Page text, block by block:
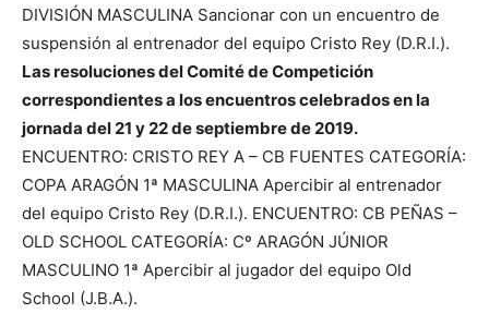
DIVISIÓN MASCULINA Sancionar con un encuentro de
suspensión al entrenador del equipo Cristo Rey (D.R.I.).
Las resoluciones del Comité de Competición
correspondientes a los encuentros celebrados en la
jornada del 21 y 22 de septiembre de 2019.
ENCUENTRO: CRISTO REY A – CB FUENTES CATEGORÍA:
COPA ARAGÓN 1ª MASCULINA Apercibir al entrenador
del equipo Cristo Rey (D.R.I.). ENCUENTRO: CB PEÑAS –
OLD SCHOOL CATEGORÍA: Cº ARAGÓN JÚNIOR
MASCULINO 1ª Apercibir al jugador del equipo Old
School (J.B.A.).